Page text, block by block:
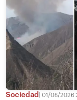
Sociedad 01/08/2026